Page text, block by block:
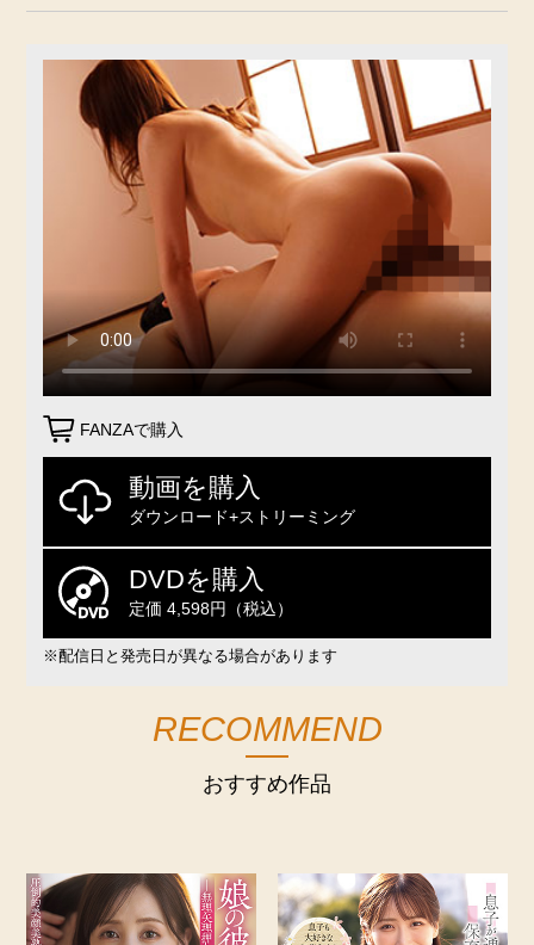
FANZAで購入
動画を購入
ダウンロード+ストリーミング
DVDを購入
定価 4,598円（税込）
※配信日と発売日が異なる場合があります
RECOMMEND
おすすめ作品